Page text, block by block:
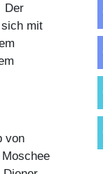
Der
mit
von